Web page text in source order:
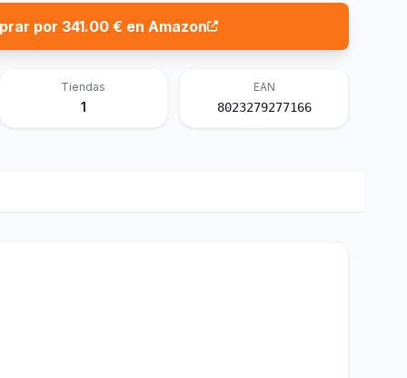
por 341.00 € en Amazon
Tiendas
1
EAN
8023279277166